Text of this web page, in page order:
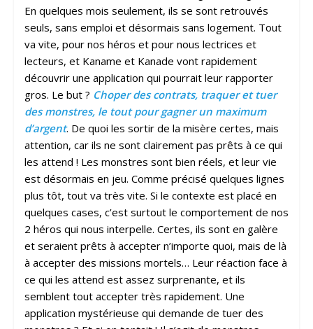
En quelques mois seulement, ils se sont retrouvés
seuls, sans emploi et désormais sans logement. Tout
va vite, pour nos héros et pour nous lectrices et
lecteurs, et Kaname et Kanade vont rapidement
découvrir une application qui pourrait leur rapporter
gros. Le but ? Choper des contrats, traquer et tuer
des monstres, le tout pour gagner un maximum
d’argent. De quoi les sortir de la misère certes, mais
attention, car ils ne sont clairement pas prêts à ce qui
les attend ! Les monstres sont bien réels, et leur vie
est désormais en jeu. Comme précisé quelques lignes
plus tôt, tout va très vite. Si le contexte est placé en
quelques cases, c’est surtout le comportement de nos
2 héros qui nous interpelle. Certes, ils sont en galère
et seraient prêts à accepter n’importe quoi, mais de là
à accepter des missions mortels… Leur réaction face à
ce qui les attend est assez surprenante, et ils
semblent tout accepter très rapidement. Une
application mystérieuse qui demande de tuer des